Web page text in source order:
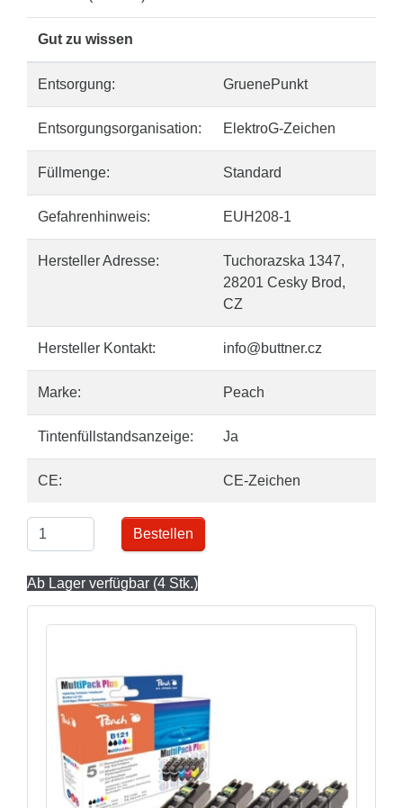
Gut zu wissen
Entsorgung: GruenePunkt
Entsorgungsorganisation: ElektroG-Zeichen
Füllmenge: Standard
Gefahrenhinweis: EUH208-1
Hersteller Adresse:
Tuchorazska 1347,
28201 Cesky Brod,
CZ
Hersteller Kontakt: info@buttner.cz
Marke: Peach
Tintenfüllstandsanzeige: Ja
CE: CE-Zeichen
Bestellen
Ab Lager verfügbar (4 Stk.)